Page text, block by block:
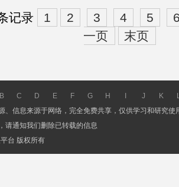
记录 1 2 3 4 5
一页
末页
B C D E F G H J K
、信息来源于网络，完全免费共享，仅供学习和研究使
请通知我们删除已转载的信息
台 版权所有